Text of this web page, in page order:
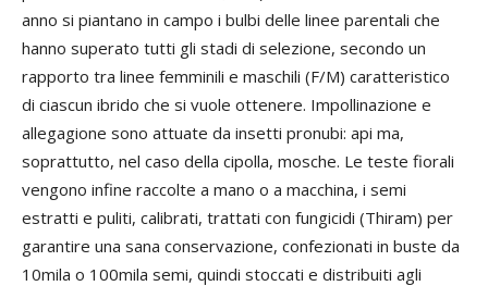
anno si piantano in campo i bulbi delle linee parentali che
hanno superato tutti gli stadi di selezione, secondo un
rapporto tra linee femminili e maschili (F/M) caratteristico
di ciascun ibrido che si vuole ottenere. Impollinazione e
allegagione sono attuate da insetti pronubi: api ma,
soprattutto, nel caso della cipolla, mosche. Le teste fiorali
vengono infine raccolte a mano o a macchina, i semi
estratti e puliti, calibrati, trattati con fungicidi (Thiram) per
garantire una sana conservazione, confezionati in buste da
10mila o 100mila semi, quindi stoccati e distribuiti agli